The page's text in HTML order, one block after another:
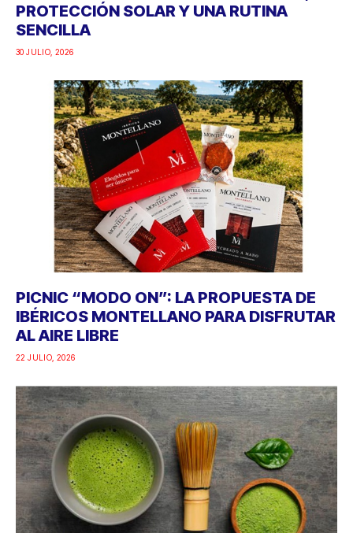
PROTECCIÓN SOLAR Y UNA RUTINA
SENCILLA
30 JULIO, 2026
PICNIC “MODO ON”: LA PROPUESTA DE
IBÉRICOS MONTELLANO PARA DISFRUTAR
AL AIRE LIBRE
22 JULIO, 2026